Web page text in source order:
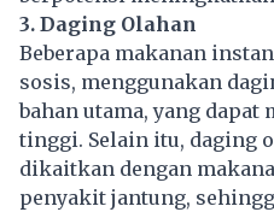
3. Daging Olahan
Beberapa makanan
sosis, menggunakan
bahan utama, yang
tinggi. Selain itu, daging
dikaitkan dengan
penyakit jantung,